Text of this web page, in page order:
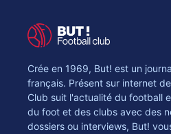
Crée en 1969, But! est un
français. Présent sur internet
Club suit l'actualité du football
du foot et des clubs avec des
dossiers ou interviews, But!